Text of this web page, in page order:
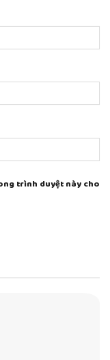
trình duyệt này cho